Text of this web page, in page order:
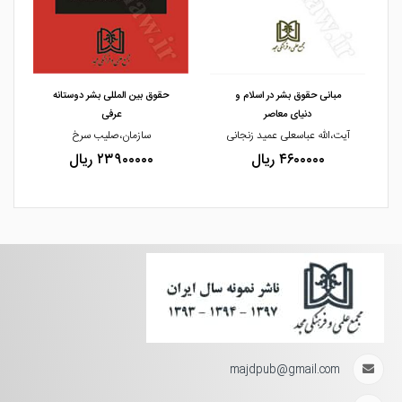
مشاهده و خرید مشاهده و خرید
مبانی حقوق بشر در اسلام و
دنیای معاصر
آیت،الله عباسعلی عمید زنجانی
۴۶۰۰۰۰۰ ریال
حقوق بین المللی بشر دوستانه
عرفی
سازمان،صلیب سرخ
۲۳۹۰۰۰۰۰ ریال
majdpub@gmail.com